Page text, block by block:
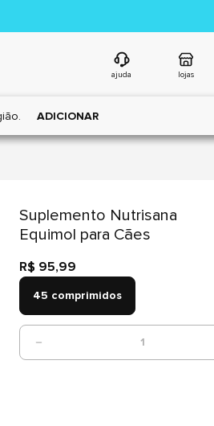
ajuda lojas
ADICIONAR
Suplemento Nutrisana
Equimol para Cães
R$ 95,99
45 comprimidos
1